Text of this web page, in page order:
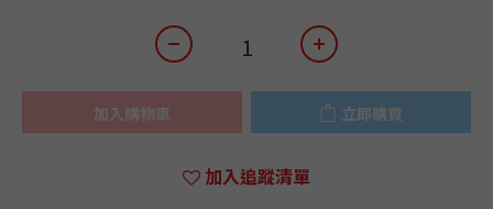
加入購物車 立即購買
加入追蹤清單